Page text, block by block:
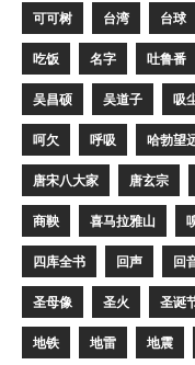
可可树 台湾 台球
吃饭 名字 吐鲁番
吴昌硕 吴道子 吸
呵欠 呼吸 哈勃望
唐宋八大家 唐玄宗
商鞅 喜马拉雅山
四库全书 回声 回
圣母像 圣火 圣诞
地铁 地雷 地震